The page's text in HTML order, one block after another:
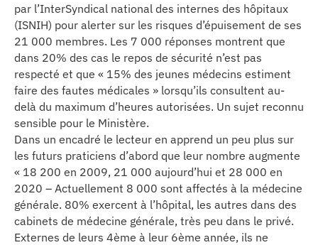
d’info
l’éditeur
un CHU
par l’InterSyndical national des internes des hôpitaux
(ISNIH) pour alerter sur les risques d’épuisement de ses
21 000 membres. Les 7 000 réponses montrent que
dans 20% des cas le repos de sécurité n’est pas
respecté et que « 15% des jeunes médecins estiment
faire des fautes médicales » lorsqu’ils consultent au-
delà du maximum d’heures autorisées. Un sujet reconnu
sensible pour le Ministère.
Dans un encadré le lecteur en apprend un peu plus sur
les futurs praticiens d’abord que leur nombre augmente
« 18 200 en 2009, 21 000 aujourd’hui et 28 000 en
2020 – Actuellement 8 000 sont affectés à la médecine
générale. 80% exercent à l’hôpital, les autres dans des
cabinets de médecine générale, très peu dans le privé.
Externes de leurs 4ème à leur 6ème année, ils ne